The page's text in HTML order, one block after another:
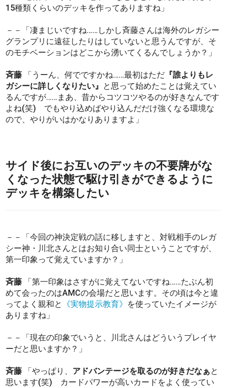
15種類くらいのデッキを作ってありますね」
－－「凄まじいですね……しかし斉藤さんは海外のレガシー
グランプリに遠征したりはしていないと思うんですが、そ
のモチベーションはどこから湧いてくるんでしょうか？」
斉藤 「うーん、何でですかね……最初はただ 『誰よりもレ
ガシーに詳しくなりたい』 と思って始めたことは覚えてい
るんですが……まあ、昔からコツコツやるのが好きなんです
よね(笑) でもやり込めばやり込んだだけ強くなる環境な
ので、やりがいはかなりありますよ」
サイド後にお互いのデッキの不要牌がな
くなった状態で駆け引きができるように
デッキを構築したい
－－「今回の神決定戦の話に移しますと、対戦相手のレガ
シー神・川北さんとはお知り合い同士ということですが、
第一印象って覚えていますか？」
斉藤
「第一印象はさすがに覚えてないですね……たぶん初
めて会ったのはAMCの会場だと思います。その頃は今と違
ってよく親和と
《実物提示教育》 を使っていたイメージが
ありますね」
－－「現在の印象でいうと、川北さんはどういうプレイヤ
ーだと思いますか？」
斉藤 「やっぱり、 アドバンテージを取るのが好きだなぁと
思います(笑) カードパワーが高いカードをよく使ってい